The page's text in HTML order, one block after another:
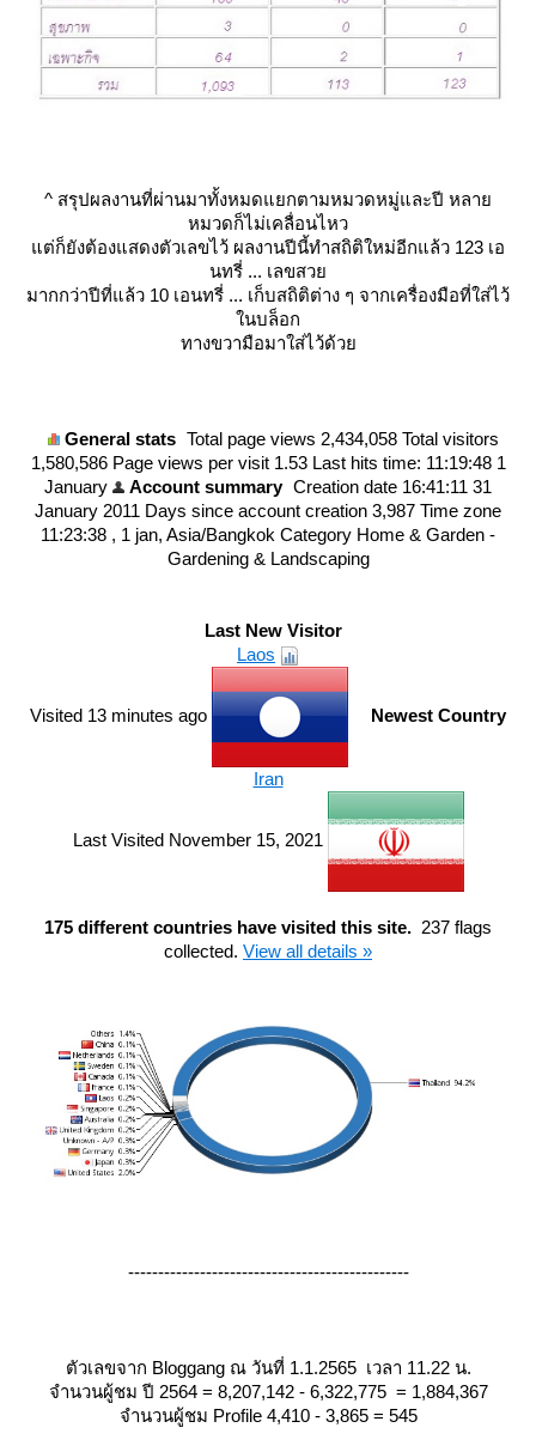
^ สรุปผลงานที่ผ่านมาทั้งหมดแยกตามหมวดหมู่และปี หลา
หมวดก็ไม่เคลื่อนไหว
ต่ก็ยังต้องแสดงตัวเลขไว้ ผลงานปีนี้ทำสถิติใหม่อีกแล้ว 123 เอ
นทรี่ ... เลขสว
มากกว่าปีที่แล้ว 10 เอนทรี่ ... เก็บสถิติต่าง ๆ จากเครื่องมือที่ใส่ไว้
นบล็อก
ทางขวามือมาใส่ไว้ด้ว
General stats Total page views 2,434,058 Total visitors
1,580,586 Page views per visit 1.53 Last hits time: 11:19:48 1
January
Account summary Creation date 16:41:11 31
January 2011 Days since account creation 3,987 Time zone
11:23:38 , 1 jan, Asia/Bangkok Category Home & Garden -
Gardening & Landscaping
Last New Visitor
Laos
Visited 13 minutes ago Newest Country
Iran
Last Visited November 15, 2021
175 different countries have visited this site. 237 flags
collected. View all details »
-----------------------------------------------
ตัวเลขจาก Bloggang ณ วันที่ 1.1.2565 เวลา 11.22 น.
จำนวนผู้ชม ปี 2564 = 8,207,142 - 6,322,775 = 1,884,367
จำนวนผู้ชม Profile 4,410 - 3,865 = 545